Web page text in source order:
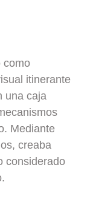
como
itinerante
una caja
Mediante
creaba
considerado